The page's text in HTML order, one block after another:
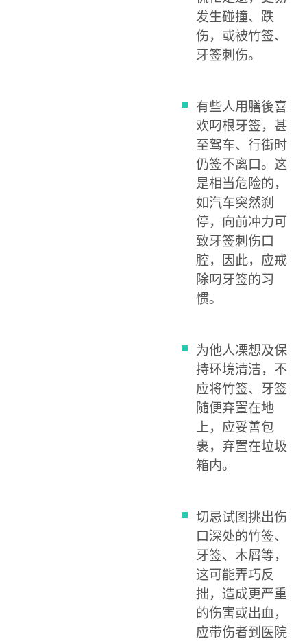
发生碰撞、跌
伤，或被竹签、
牙签刺伤。
有些人用膳後喜
欢叼根牙签，甚
至驾车、行街时
仍签不离口。这
是相当危险的，
如汽车突然刹
停，向前冲力可
致牙签刺伤口
腔，因此，应戒
除叼牙签的习
惯。
为他人凓想及保
持环境清洁，不
应将竹签、牙签
随便弃置在地
上，应妥善包
裹，弃置在垃圾
箱内。
切忌试图挑出伤
口深处的竹签、
牙签、木屑等，
这可能弄巧反
拙，造成更严重
的伤害或出血，
应带伤者到医院